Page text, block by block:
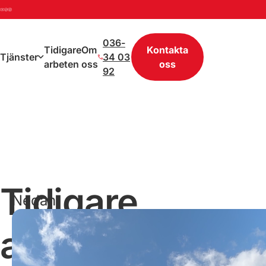
Tjänster
Tidigare
arbeten
Om
oss
036-
34 03
92
Kontakta
oss
Tidigare
arbeten
Nedan
kan
du